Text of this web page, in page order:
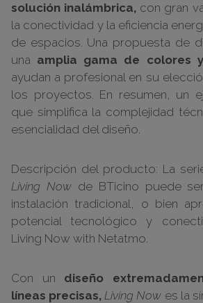
solución inalámbrica, con gran
la conectividad y la eficiencia
de espacios. Una propuesta de
una amplia gama de colores
ayudan a profesional en su
los proyectos. En resumen, un
que simplifica la complejidad
esencialidad del diseño.
Descripción del producto: La
Living Nowde BTicino puede
instalación tradicional, o bien
potencial tecnológico y
Living Now with Netatmo.
Con un diseño
líneas precisas, Living Now es la